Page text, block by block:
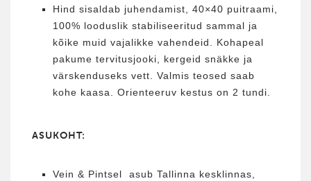
Hind sisaldab juhendamist, 40×40 puitraami,
100% looduslik stabiliseeritud sammal ja
kõike muid vajalikke vahendeid. Kohapeal
pakume tervitusjooki, kergeid snäkke ja
värskenduseks vett. Valmis teosed saab
kohe kaasa. Orienteeruv kestus on 2 tundi.
ASUKOHT:
Vein & Pintsel asub Tallinna kesklinnas,